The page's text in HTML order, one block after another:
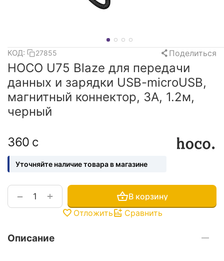
КОД: 27855 Поделиться
HOCO U75 Blaze для передачи
данных и зарядки USB-microUSB,
магнитный коннектор, 3A, 1.2м,
черный
‍360‍ с
Уточняйте наличие товара в магазине
+
−
В корзину
Отложить
Сравнить
Описание